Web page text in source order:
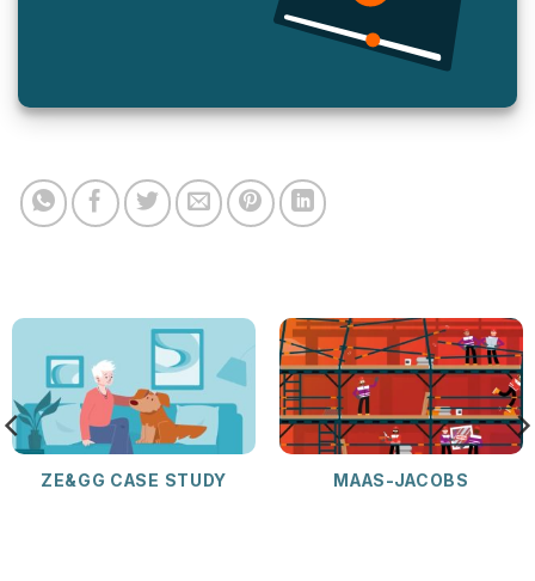
ZE&GG CASE STUDY MAAS-JACOBS